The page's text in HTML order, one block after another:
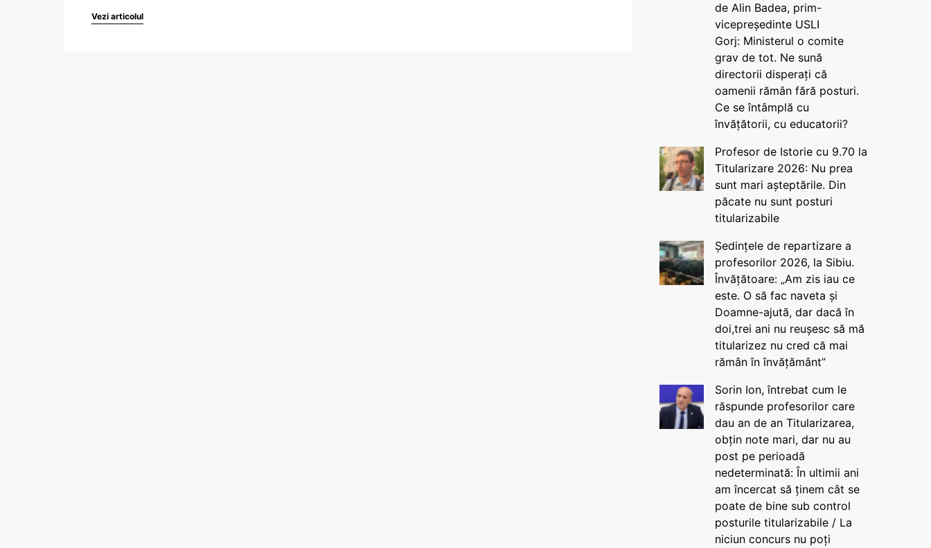
Vezi articolul
de Alin Badea, prim-
vicepreședinte USLI
Gorj: Ministerul o comite
grav de tot. Ne sună
directorii disperați că
oamenii rămân fără posturi.
Ce se întâmplă cu
învățătorii, cu educatorii?
Profesor de Istorie cu 9.70 la
Titularizare 2026: Nu prea
sunt mari așteptările. Din
păcate nu sunt posturi
titularizabile
Ședințele de repartizare a
profesorilor 2026, la Sibiu.
Învățătoare: „Am zis iau ce
este. O să fac naveta și
Doamne-ajută, dar dacă în
doi,trei ani nu reușesc să mă
titularizez nu cred că mai
rămân în învățământ”
Sorin Ion, întrebat cum le
răspunde profesorilor care
dau an de an Titularizarea,
obțin note mari, dar nu au
post pe perioadă
nedeterminată: În ultimii ani
am încercat să ținem cât se
poate de bine sub control
posturile titularizabile / La
niciun concurs nu poți